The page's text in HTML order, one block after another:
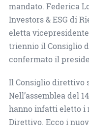
mandato. Federica
Investors & ESG di
eletta
triennio il Consiglio
confermato il
Il Consiglio direttivo
Nell’assemblea del
hanno infatti eletto i
Direttivo. Ecco i